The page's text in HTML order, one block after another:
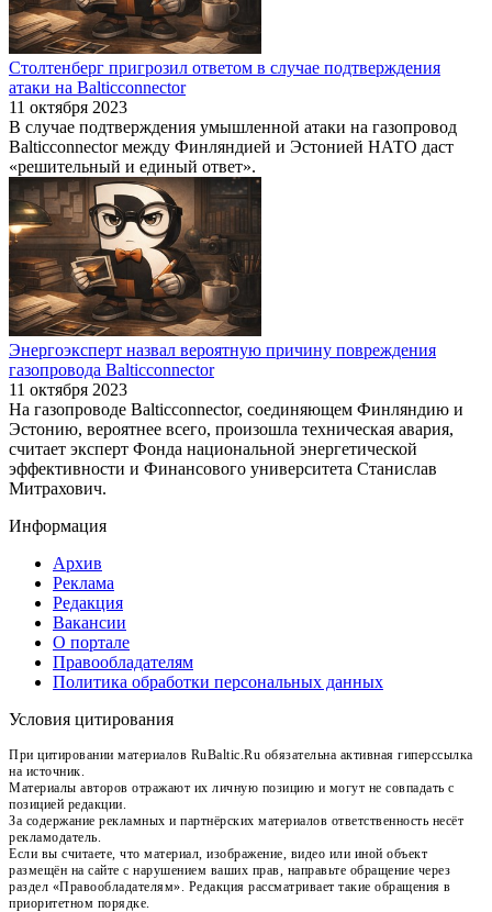
Столтенберг пригрозил ответом в случае подтверждения
атаки на Balticconnector
11 октября 2023
В случае подтверждения умышленной атаки на газопровод
Balticconnector между Финляндией и Эстонией НАТО даст
«решительный и единый ответ».
Энергоэксперт назвал вероятную причину повреждения
газопровода Balticconnector
11 октября 2023
На газопроводе Balticconnector, соединяющем Финляндию и
Эстонию, вероятнее всего, произошла техническая авария,
считает эксперт Фонда национальной энергетической
эффективности и Финансового университета Станислав
Митрахович.
Информация
Архив
Реклама
Редакция
Вакансии
О портале
Правообладателям
Политика обработки персональных данных
Условия цитирования
При цитировании материалов RuBaltic.Ru обязательна активная гиперссылка
на источник.
Материалы авторов отражают их личную позицию и могут не совпадать с
позицией редакции.
За содержание рекламных и партнёрских материалов ответственность несёт
рекламодатель.
Если вы считаете, что материал, изображение, видео или иной объект
размещён на сайте с нарушением ваших прав, направьте обращение через
раздел «Правообладателям». Редакция рассматривает такие обращения в
приоритетном порядке.